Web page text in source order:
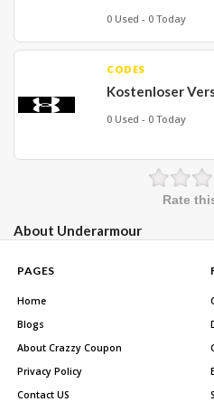
0 Used - 0 Today
CODES
Kostenloser
0 Used - 0 Today
Rate
About Underarmour
PAGES
Home
Blogs
About Crazzy Coupon
Privacy Policy
Contact US